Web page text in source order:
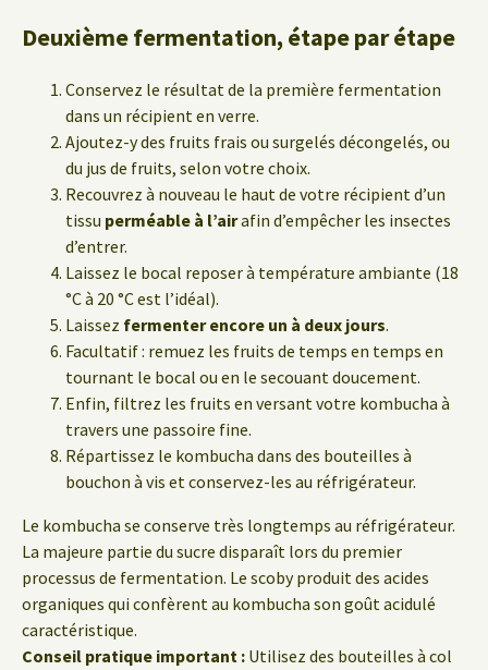
Deuxième fermentation, étape par étape
Conservez le résultat de la première fermentation
dans un récipient en verre.
Ajoutez-y des fruits frais ou surgelés décongelés, ou
du jus de fruits, selon votre choix.
Recouvrez à nouveau le haut de votre récipient d’un
tissu perméable à l’airafin d’empêcher les insectes
d’entrer.
Laissez le bocal reposer à température ambiante (18
°C à 20 °C est l’idéal).
Laissez fermenter encore un à deux jours.
Facultatif : remuez les fruits de temps en temps en
tournant le bocal ou en le secouant doucement.
Enfin, filtrez les fruits en versant votre kombucha à
travers une passoire fine.
Répartissez le kombucha dans des bouteilles à
bouchon à vis et conservez-les au réfrigérateur.
Le kombucha se conserve très longtemps au réfrigérateur.
La majeure partie du sucre disparaît lors du premier
processus de fermentation. Le scoby produit des acides
organiques qui confèrent au kombucha son goût acidulé
caractéristique.
Conseil pratique important : Utilisez des bouteilles à col